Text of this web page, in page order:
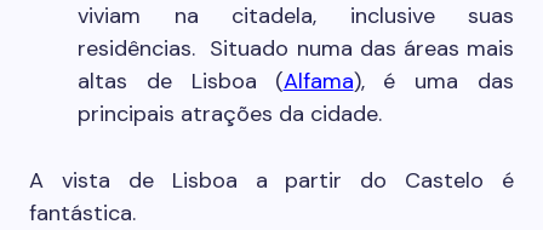
viviam na citadela, inclusive suas
residências. Situado numa das áreas mais
altas de Lisboa (Alfama), é uma das
principais atrações da cidade.
A vista de Lisboa a partir do Castelo é
fantástica.